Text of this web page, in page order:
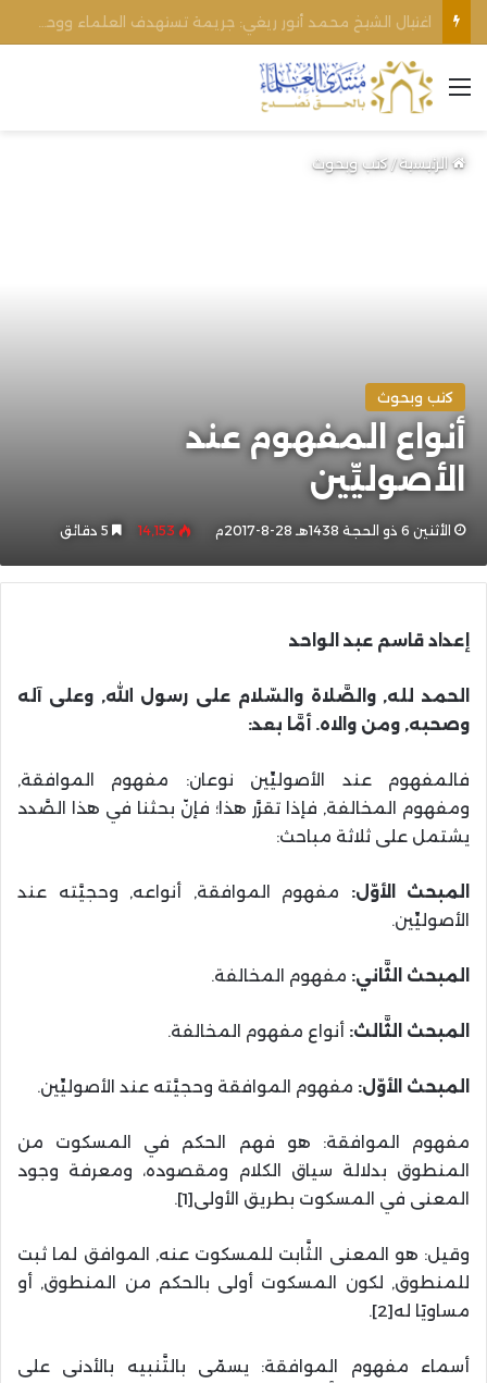
الأوقاف الفلسطينية تنفي صحة تعميم يمنع رفع الأذان عبر السماعات الخارجية للمساجد القريبة من المستوطنات
القائمة
الرئيسية/كتب وبحوث
كتب وبحوث
أنواع المفهوم عند
الأصوليِّين
الأثنين 6 ذو الحجة 1438هـ 28-8-2017م 14٬153
إعداد قاسم عبد الواحد
الحمد لله, والصَّلاة والسّلام على رسول الله, وعلى آله
وصحبه, ومن والاه. أمَّا بعد:
فالمفهوم عند الأصوليِّين نوعان: مفهوم الموافقة,
ومفهوم المخالفة, فإذا تقرَّر هذا؛ فإنّ بحثنا في هذا الصَّدد
يشتمل على ثلاثة مباحث:
المبحث الأوّل: مفهوم الموافقة, أنواعه, وحجيَّته عند
الأصوليِّين.
المبحث الثَّاني: مفهوم المخالفة.
المبحث الثَّالث: أنواع مفهوم المخالفة.
المبحث الأوّل: مفهوم الموافقة وحجيَّته عند الأصوليِّين.
مفهوم الموافقة: هو فهم الحكم في المسكوت من
المنطوق بدلالة سياق الكلام ومقصوده، ومعرفة وجود
المعنى في المسكوت بطريق الأولى[1].
وقيل: هو المعنى الثَّابت للمسكوت عنه, الموافق لما ثبت
للمنطوق, لكون المسكوت أولى بالحكم من المنطوق, أو
مساويًا له[2].
أسماء مفهوم الموافقة: يسمّى بالتَّنبيه بالأدنى على